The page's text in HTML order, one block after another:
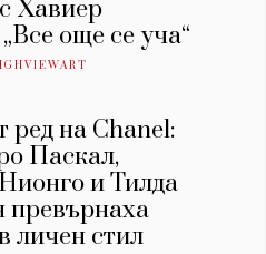
Хавиер
още се уча“
ред на Chanel:
Паскал,
и Тилда
превърнаха
личен стил